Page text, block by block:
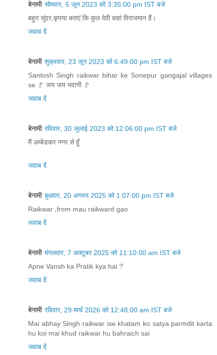
बेनामी सोमवार, 5 जून 2023 को 3:35:00 pm IST बजे
बहुत सुंदर,कृपया बताएं कि कुल देवी कहां विराजमान हैं।
जवाब दें
बेनामी शुक्रवार, 23 जून 2023 को 6:49:00 pm IST बजे
Santosh Singh raikwar bihar ke Sonepur gangajal villages
se 🚩 जय जय भवानी 🚩
जवाब दें
बेनामी रविवार, 30 जुलाई 2023 को 12:06:00 pm IST बजे
मैं अम्बेडकर नगर से हूँ
जवाब दें
बेनामी बुधवार, 20 अगस्त 2025 को 1:07:00 pm IST बजे
Raikwar ,from mau raikward gao
जवाब दें
बेनामी मंगलवार, 7 अक्टूबर 2025 को 11:10:00 am IST बजे
Apne Vansh ka Pratik kya hai ?
जवाब दें
बेनामी रविवार, 29 मार्च 2026 को 12:48:00 am IST बजे
Mai abhay Singh raikwar ise khatam ko satya parmdit karta
hu koi mai khud raikwar hu bahraich sai
जवाब दें